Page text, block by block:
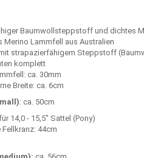
Baumwollsteppstoff und dichtes
Merino Lammfell aus Australien
strapazierfähigem Steppstoff
komplett
ca. 30mm
Breite: ca. 6cm
: ca. 50cm
14,0 - 15,5" Sattel (Pony)
44cm